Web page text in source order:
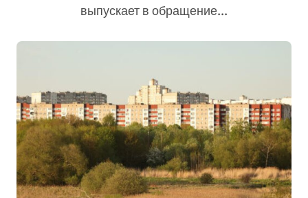
выпускает в обращение...